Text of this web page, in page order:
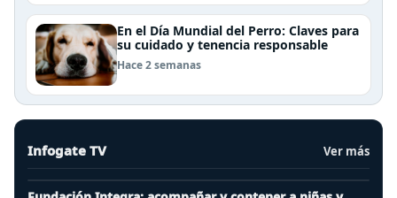
En el Día Mundial del Perro: Claves para
su cuidado y tenencia responsable
Hace 2 semanas
Infogate TV Ver más